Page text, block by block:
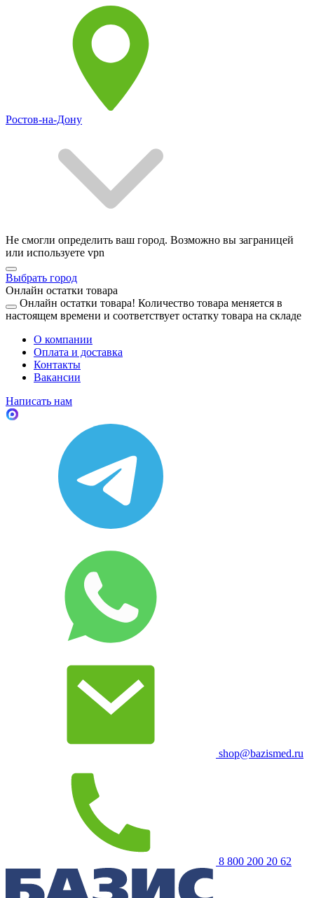
Ростов-на-Дону
Не смогли определить ваш город. Возможно вы заграницей
или используете vpn
Выбрать город
Онлайн остатки товара
Онлайн остатки товара! Количество товара меняется в
настоящем времени и соответствует остатку товара на складе
О компании
Оплата и доставка
Контакты
Вакансии
Написать нам
shop@bazismed.ru
8 800 200 20 62